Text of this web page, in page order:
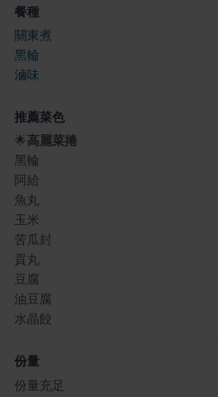
餐種
關東煮
黑輪
滷味
推薦菜色
🌟高麗菜捲
黑輪
阿給
魚丸
玉米
苦瓜封
貢丸
豆腐
油豆腐
水晶餃
份量
份量充足